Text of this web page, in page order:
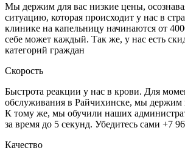
Мы держим для вас низкие цены,
ситуацию, которая происходит у нас в
клинике на капельницу начинаются от
себе может каждый. Так же, у нас есть
категорий граждан
Скорость
Быстрота реакции у нас в крови. Для
обслуживания в Райчихинске, мы держим
К тому же, мы обучили наших
за время до 5 секунд. Убедитесь сами +7
Качество